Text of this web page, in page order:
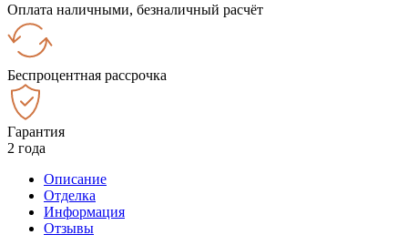
Оплата наличными, безналичный расчёт
Беспроцентная рассрочка
Гарантия
2 года
Описание
Отделка
Информация
Отзывы